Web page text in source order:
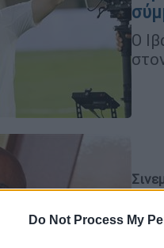
Do Not Process My
Ο
στο